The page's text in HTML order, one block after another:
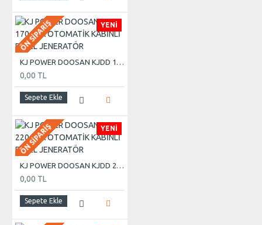
YENI
ÖN SIPARIŞ
KJ POWER DOOSAN KJDD 170 KVA OTOMATİK KABİNLİ DİZEL JENERATÖR
0,00 TL
Sepete Ekle
YENI
ÖN SIPARIŞ
KJ POWER DOOSAN KJDD 220 KVA OTOMATİK KABİNLİ DİZEL JENERATÖR
0,00 TL
Sepete Ekle